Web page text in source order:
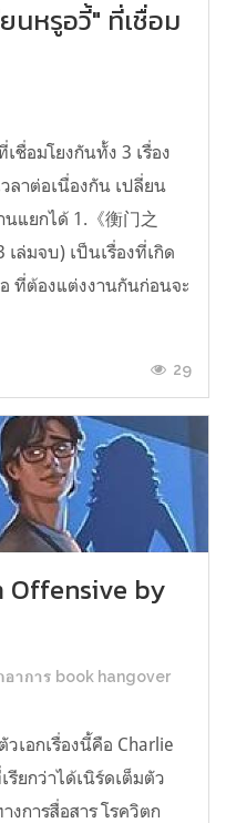
นหรูอวี้" ที่เชื่อม
ชื่อมโยงกันทั้ง 3 เรื่อง
ลาต่อเนื่องกัน เปลี่ยน
แยกได้ 1.《衡门之
ล่มจบ) เป็นเรื่องที่เกิด
ที่ต้องแต่งงานกันก่อนจะ
29
Offensive by
าการ book hangover
วเอกเรื่องนี้คือ Charlie
ยกว่าได้เนิร์ดเต็มตัว
การสื่อสาร โรควิตก